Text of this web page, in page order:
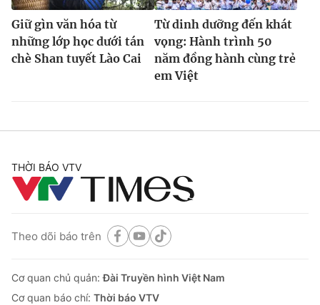
Giữ gìn văn hóa từ
những lớp học dưới tán
chè Shan tuyết Lào Cai
Từ dinh dưỡng đến khát
vọng: Hành trình 50
năm đồng hành cùng trẻ
em Việt
THỜI BÁO VTV
Theo dõi báo trên
Cơ quan chủ quản:Đài Truyền hình Việt Nam
Cơ quan báo chí: Thời báo VTV